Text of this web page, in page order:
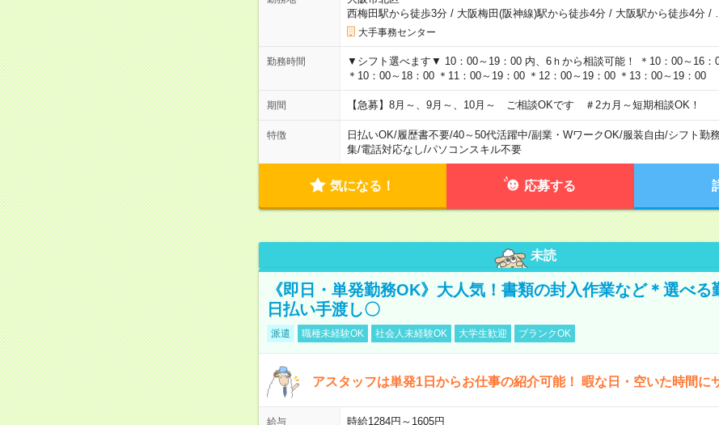
西梅田駅から徒歩3分/ 大阪梅田(阪神線)駅から徒歩4分/ 大阪駅から徒歩4分/
大手事務センター
勤務時間
▼シフト選べます▼ 10：00～19：00 内、6ｈから相談可能！ ＊10：00～16：
＊10：00～18：00 ＊11：00～19：00 ＊12：00～19：00 ＊13：00～19：00
期間 【急募】8月～、9月～、10月～ ご相談OKです ＃2カ月～短期相談OK！
特徴 日払いOK/履歴書不要/40～50代活躍中/副業・WワークOK/服装自由/シフト勤
集/電話対応なし/パソコンスキル不要
気になる！ 応募する
未読
《即日・単発勤務OK》大人気！書類の封入作業など＊選べる
日払い手渡し〇
派遣 職種未経験OK 社会人未経験OK 大学生歓迎 ブランクOK
アスタッフは単発1日からお仕事の紹介可能！ 暇な日・空いた時間に
給与 時給1284円～1605円